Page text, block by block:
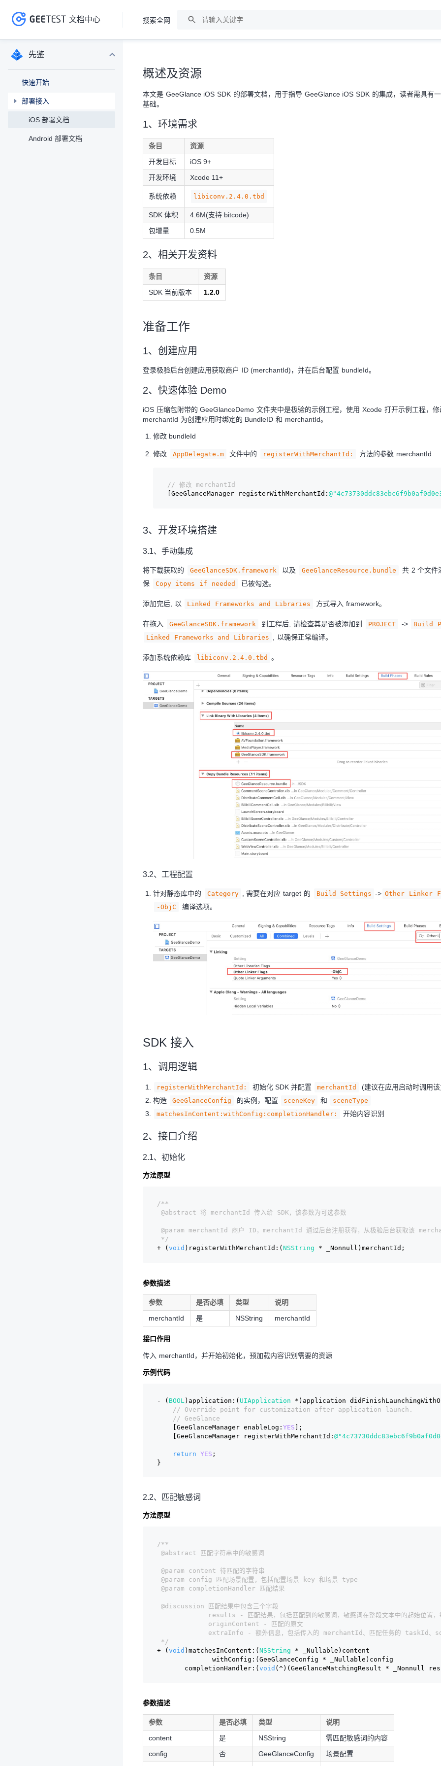
文档中心 搜索全网
概述及资源
本文是 GeeGlance iOS SDK 的部署文档，用于指导 GeeGlance iOS SDK 的集成，读者需具有
基础。
1、环境需求
条目
资源
开发目标
iOS 9+
开发环境
Xcode 11+
系统依赖 libiconv.2.4.0.tbd
SDK 体积
4.6M(支持 bitcode)
包增量
0.5M
2、相关开发资料
条目
资源
SDK 当前版本
1.2.0
准备工作
1、创建应用
登录极验后台创建应用获取商户 ID (merchantId)，并在后台配置 bundleId。
2、快速体验 Demo
iOS 压缩包附带的 GeeGlanceDemo 文件夹中是极验的示例工程，使用 Xcode 打开示例工程，
merchantId 为创建应用时绑定的 BundleID 和 merchantId。
修改 bundleId
修改 AppDelegate.m 文件中的 registerWithMerchantId: 方法的参数 merchantId
// 修改 merchantId
[GeeGlanceManager registerWithMerchantId:
3、开发环境搭建
3.1、手动集成
将下载获取的 GeeGlanceSDK.framework 以及 GeeGlanceResource.bundle
共 2 个文件
保
Copy items if needed 已被勾选。
添加完后, 以 Linked Frameworks and Libraries 方式导入 framework。
在拖入 GeeGlanceSDK.framework 到工程后, 请检查其是否被添加到 PROJECT -> Build
Linked Frameworks and Libraries , 以确保正常编译。
添加系统依赖库 libiconv.2.4.0.tbd 。
3.2、工程配置
针对静态库中的 Category , 需要在对应 target 的 Build Settings -> Other Linker
-ObjC 编译选项。
SDK 接入
1、调用逻辑
registerWithMerchantId: 初始化 SDK 并配置 merchantId
(建议在应用启动时调用
构造
GeeGlanceConfig 的实例，配置 sceneKey 和
sceneType
matchesInContent:withConfig:completionHandler:
开始内容识别
2、接口介绍
2.1、初始化
方法原型
/**
@abstract 将 merchantId 传入给 SDK，该参数为可选参数
@param merchantId 商户 ID，merchantId 通过后台注册获得，从极验后台获取该
*/
+ ( void )registerWithMerchantId:( NSString * _Nonnull)merchantId;
参数描述
参数 是否必填 类型
说明
merchantId
是 NSString merchantId
接口作用
传入 merchantId，并开始初始化，预加载内容识别需要的资源
示例代码
- ( BOOL)application:( UIApplication *)application
// Override point for customization after application launch.
// GeeGlance
    [GeeGlanceManager enableLog:
YES ];
    [GeeGlanceManager registerWithMerchantId:
return YES ;
}
2.2、匹配敏感词
方法原型
/**
@abstract 匹配字符串中的敏感词
@param content 待匹配的字符串
@param config 匹配场景配置，包括配置场景 key 和场景 type
@param completionHandler 匹配结果
@discussion 匹配结果中包含三个字段
results - 匹配结果，包括匹配到的敏感词，敏感词在整段文本中的起始位置，
             originContent - 匹配的原文
extraInfo - 额外信息，包括传入的 merchantId、匹配任务的 taskId、sdk
*/
+ ( void )matchesInContent:( NSString * _Nullable)content
              withConfig:(GeeGlanceConfig * _Nullable)config
       completionHandler:(
void (^)(GeeGlanceMatchingResult * _Nonnull
参数描述
参数 是否必填 类型
说明
content
是 NSString
需匹配敏感词的内容
config
否 GeeGlanceConfig
场景配置
先鉴
快速开始
部署接入
iOS 部署文档
Android 部署文档